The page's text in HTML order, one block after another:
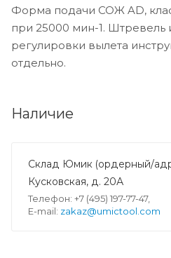
Форма подачи СОЖ AD,
при 25000 мин-1. Штревель
регулировки вылета
отдельно.
Наличие
Склад Юмик (ордерный/
Кусковская, д. 20А
Телефон: +7 (495) 197-77-47,
E-mail: zakaz@umictool.com